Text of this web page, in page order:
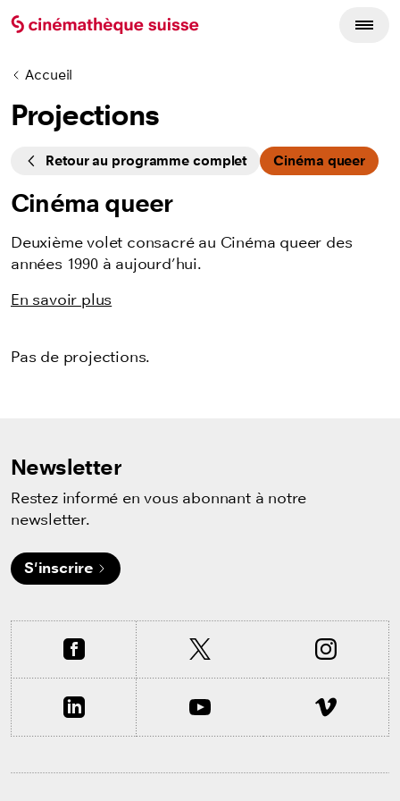
Accueil
Projections
CyclesRetour au programme complet Cinéma queer
Cinéma queer
Deuxième volet consacré au Cinéma queer des
années 1990 à aujourd’hui.
En savoir plus
Pas de projections.
Newsletter
Restez informé en vous abonnant à notre
newsletter.
S'inscrire